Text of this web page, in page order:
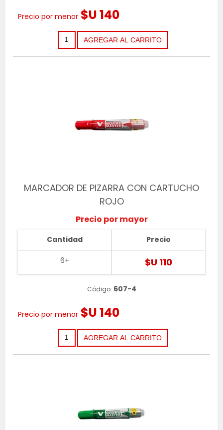
Precio por menor $U 140
MARCADOR DE PIZARRA CON CARTUCHO
ROJO
Precio por mayor
Cantidad
6+
Precio
$U 110
Código: 607-4
Precio por menor $U 140